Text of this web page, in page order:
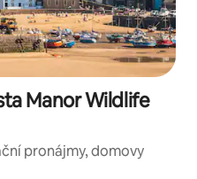
Manor Wildlife
pronájmy, domovy